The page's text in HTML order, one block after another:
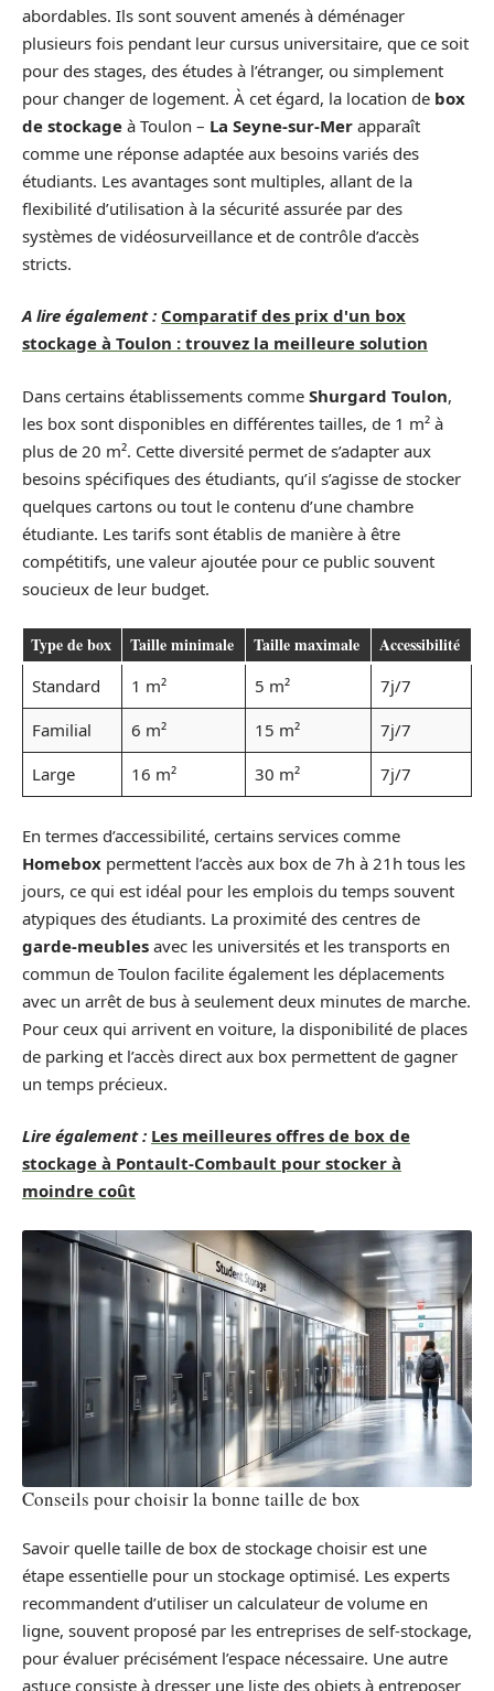
abordables. Ils sont souvent amenés à déménager
plusieurs fois pendant leur cursus universitaire, que ce soit
pour des stages, des études à l’étranger, ou simplement
pour changer de logement. À cet égard, la location de box
de stockage à Toulon – La Seyne-sur-Mer apparaît
comme une réponse adaptée aux besoins variés des
étudiants. Les avantages sont multiples, allant de la
flexibilité d’utilisation à la sécurité assurée par des
systèmes de vidéosurveillance et de contrôle d’accès
stricts.
A lire également : Comparatif des prix d'un box
stockage à Toulon : trouvez la meilleure solution
Dans certains établissements comme Shurgard Toulon,
les box sont disponibles en différentes tailles, de 1 m² à
plus de 20 m². Cette diversité permet de s’adapter aux
besoins spécifiques des étudiants, qu’il s’agisse de stocker
quelques cartons ou tout le contenu d’une chambre
étudiante. Les tarifs sont établis de manière à être
compétitifs, une valeur ajoutée pour ce public souvent
soucieux de leur budget.
Type de box Taille minimale Taille maximale Accessibilité
Standard 1 m² 5 m²
7j/7
Familial
6 m² 15 m²
7j/7
Large
16 m² 30 m² 7j/7
En termes d’accessibilité, certains services comme
Homebox permettent l’accès aux box de 7h à 21h tous les
jours, ce qui est idéal pour les emplois du temps souvent
atypiques des étudiants. La proximité des centres de
garde-meubles avec les universités et les transports en
commun de Toulon facilite également les déplacements
avec un arrêt de bus à seulement deux minutes de marche.
Pour ceux qui arrivent en voiture, la disponibilité de places
de parking et l’accès direct aux box permettent de gagner
un temps précieux.
Lire également : Les meilleures offres de box de
stockage à Pontault-Combault pour stocker à
moindre coût
Conseils pour choisir la bonne taille de box
Savoir quelle taille de box de stockage choisir est une
étape essentielle pour un stockage optimisé. Les experts
recommandent d’utiliser un calculateur de volume en
ligne, souvent proposé par les entreprises de self-stockage,
pour évaluer précisément l’espace nécessaire. Une autre
astuce consiste à dresser une liste des objets à entreposer